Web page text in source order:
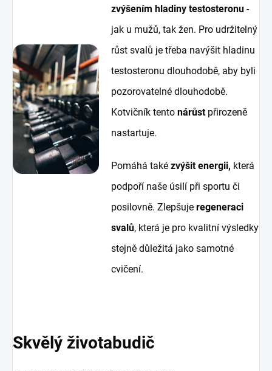
zvýšením hladiny testosteronu -
jak u mužů, tak žen. Pro udržitelný
růst svalů je třeba navýšit hladinu
testosteronu dlouhodobě, aby byli
pozorovatelné dlouhodobě.
Kotvičník tentonárůst přirozeně
nastartuje.
Pomáhá také zvýšit energii, která
podpoří naše úsilí při sportu či
posilovně. Zlepšujeregeneraci
svalů, která je pro kvalitní výsledky
stejně důležitá jako samotné
cvičení.
Skvělý životabudič